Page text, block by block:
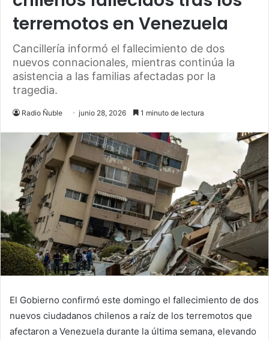
terremotos en Venezuela
Cancillería informó el fallecimiento de dos
nuevos connacionales, mientras continúa la
asistencia a las familias afectadas por la
tragedia.
Radio Ñuble junio 28, 2026 1 minuto de lectura
El Gobierno confirmó este domingo el fallecimiento de dos
nuevos ciudadanos chilenos a raíz de los terremotos que
afectaron a Venezuela durante la última semana, elevando